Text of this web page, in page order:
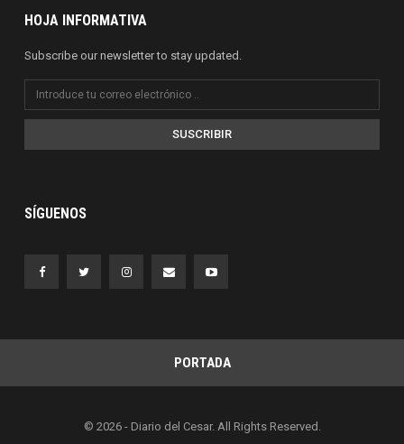
HOJA INFORMATIVA
Subscribe our newsletter to stay updated.
SUSCRIBIR
SÍGUENOS
PORTADA
© 2026 - Diario del Cesar. All Rights Reserved.